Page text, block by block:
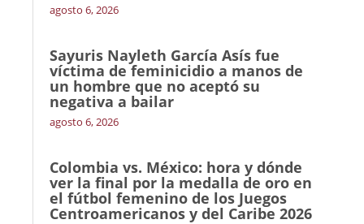
agosto 6, 2026
Sayuris Nayleth García Asís fue
víctima de feminicidio a manos de
un hombre que no aceptó su
negativa a bailar
agosto 6, 2026
Colombia vs. México: hora y dónde
ver la final por la medalla de oro en
el fútbol femenino de los Juegos
Centroamericanos y del Caribe 2026